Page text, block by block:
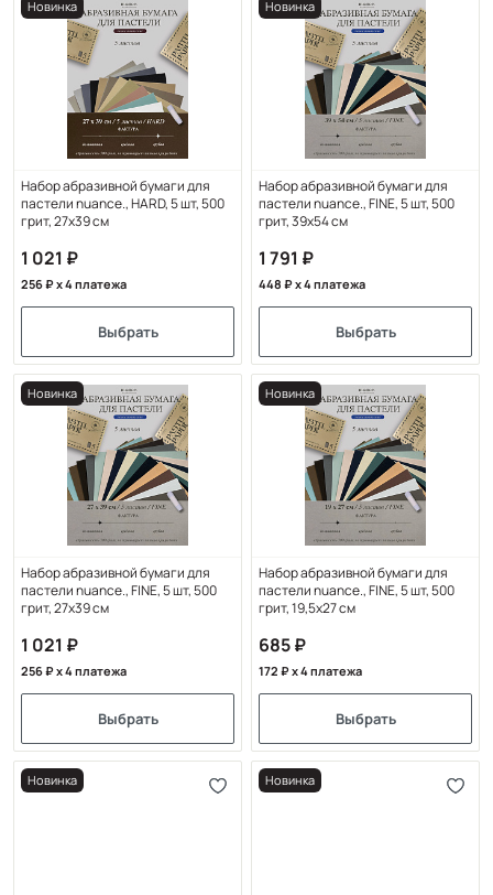
Набор абразивной бумаги для
пастели nuance., HARD, 5 шт, 500
грит, 27х39 см
1 021
256 x 4 платежа
Выбрать
Новинка
Набор абразивной бумаги для
пастели nuance., FINE, 5 шт, 500
грит, 39х54 см
1 791
448 x 4 платежа
Выбрать
Новинка
Набор абразивной бумаги для
пастели nuance., FINE, 5 шт, 500
грит, 27х39 см
1 021
256 x 4 платежа
Выбрать
Новинка
Набор абразивной бумаги для
пастели nuance., FINE, 5 шт, 500
грит, 19,5х27 см
685
172 x 4 платежа
Выбрать
Новинка
Новинка Новинка